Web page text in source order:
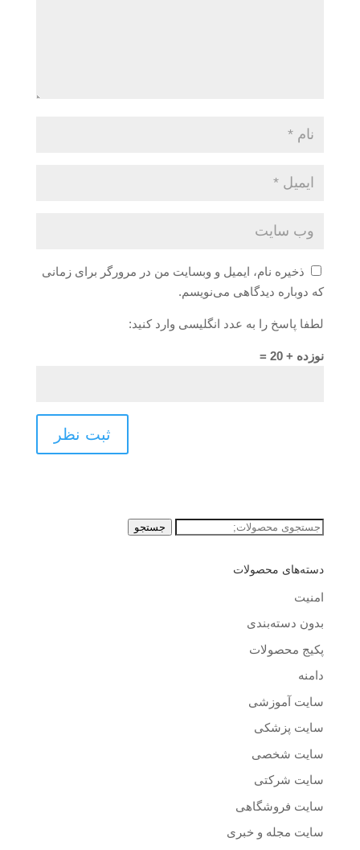
ذخیره نام، ایمیل و وبسایت من در مرورگر برای زمانی
که دوباره دیدگاهی می‌نویسم.
لطفا پاسخ را به عدد انگلیسی وارد کنید:
نوزده + 20 =
جستجو
جستجو
دسته‌های محصولات
امنیت
بدون دسته‌بندی
پکیج محصولات
دامنه
سایت آموزشی
سایت پزشکی
سایت شخصی
سایت شرکتی
سایت فروشگاهی
سایت مجله و خبری